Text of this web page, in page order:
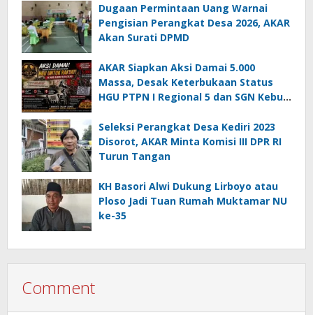
Dugaan Permintaan Uang Warnai
Pengisian Perangkat Desa 2026, AKAR
Akan Surati DPMD
AKAR Siapkan Aksi Damai 5.000
Massa, Desak Keterbukaan Status
HGU PTPN I Regional 5 dan SGN Kebun
Seleksi Perangkat Desa Kediri 2023
Disorot, AKAR Minta Komisi III DPR RI
Turun Tangan
KH Basori Alwi Dukung Lirboyo atau
Ploso Jadi Tuan Rumah Muktamar NU
ke-35
Comment